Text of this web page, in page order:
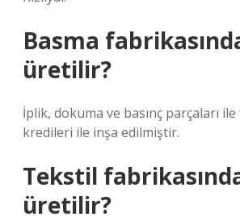
Basma
üretilir?
İplik, dokuma ve basınç parçaları
kredileri ile inşa edilmiştir.
Tekstil
üretilir?